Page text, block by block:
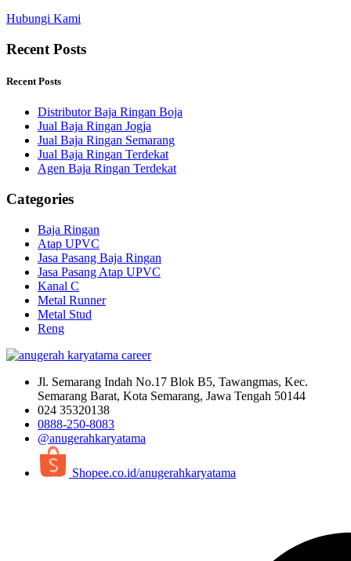
Hubungi Kami
Recent Posts
Recent Posts
Distributor Baja Ringan Boja
Jual Baja Ringan Jogja
Jual Baja Ringan Semarang
Jual Baja Ringan Terdekat
Agen Baja Ringan Terdekat
Categories
Baja Ringan
Atap UPVC
Jasa Pasang Baja Ringan
Jasa Pasang Atap UPVC
Kanal C
Metal Runner
Metal Stud
Reng
Jl. Semarang Indah No.17 Blok B5, Tawangmas, Kec.
Semarang Barat, Kota Semarang, Jawa Tengah 50144
024 35320138
0888-250-8083
@anugerahkaryatama
Shopee.co.id/anugerahkaryatama